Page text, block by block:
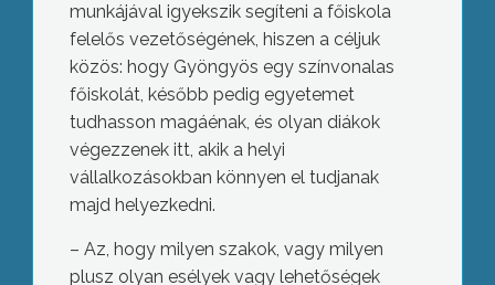
munkájával igyekszik segíteni a főiskola
felelős vezetőségének, hiszen a céljuk
közös: hogy Gyöngyös egy színvonalas
főiskolát, később pedig egyetemet
tudhasson magáénak, és olyan diákok
végezzenek itt, akik a helyi
vállalkozásokban könnyen el tudjanak
majd helyezkedni.
– Az, hogy milyen szakok, vagy milyen
plusz olyan esélyek vagy lehetőségek